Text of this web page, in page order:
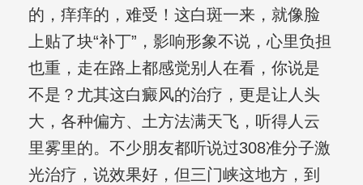
的，痒痒的，难受！这白斑一来，就像脸
上贴了块“补丁”，影响形象不说，心里负担
也重，走在路上都感觉别人在看，你说是
不是？尤其这白癜风的治疗，更是让人头
大，各种偏方、土方法满天飞，听得人云
里雾里的。不少朋友都听说过308准分子激
光治疗，说效果好，但三门峡这地方，到